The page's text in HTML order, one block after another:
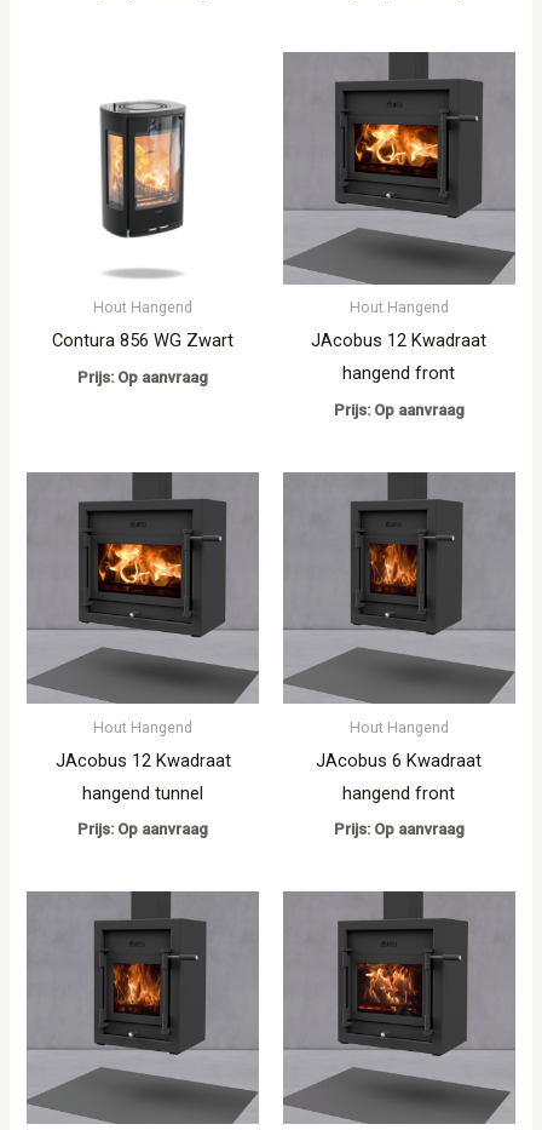
Hout Hangend
Contura 856 WG Zwart
Prijs: Op aanvraag
Hout Hangend
JAcobus 12 Kwadraat
hangend front
Prijs: Op aanvraag
Hout Hangend
JAcobus 12 Kwadraat
hangend tunnel
Prijs: Op aanvraag
Hout Hangend
JAcobus 6 Kwadraat
hangend front
Prijs: Op aanvraag